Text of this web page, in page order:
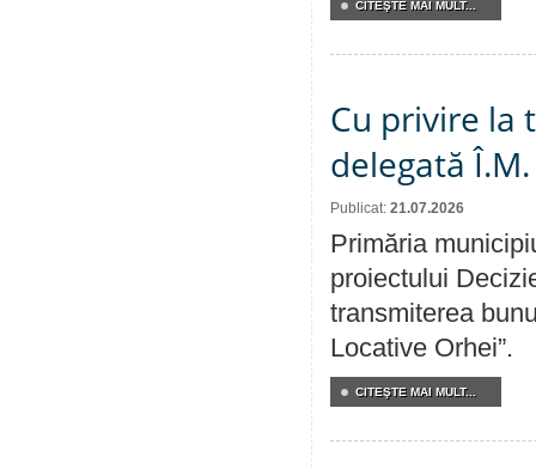
CITEŞTE MAI MULT...
Cu privire la
delegată
Publicat: 21.07.2026
Primăria
proiectului
transmiterea
Locative Orhei”.
CITEŞTE MAI MULT...